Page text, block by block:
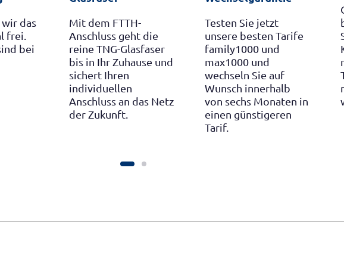
geht die
Glasfaser
Testen Sie jetzt
unsere besten Tarife
family1000 und
max1000 und
wechseln Sie auf
Wunsch innerhalb
von sechs Monaten in
einen günstigeren
bis zu 17-mal weniger
Stromverbrauch als
Kupferkabel. Das
macht die
Technologie
nachhaltiger und
wirtschaftlicher.